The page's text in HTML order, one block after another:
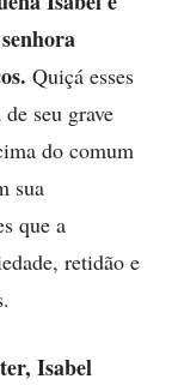
Quiçá esses
seu grave
do comum
sua
que a
retidão e
Isabel